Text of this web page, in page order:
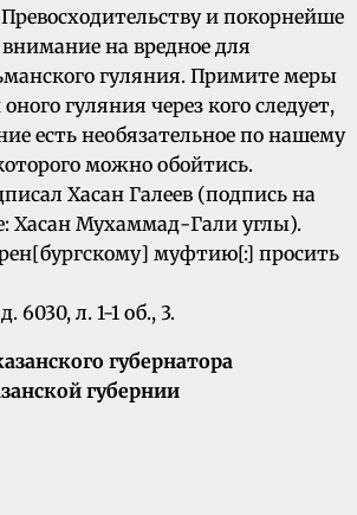
и покорнейше
на вредное для
гуляния. Примите меры
гуляния через кого следует,
есть необязательное по нашему
можно обойтись.
Хасан Галеев (подпись на
Хасан Мухаммад-Гали углы).
муфтию[:] просить
6030, л. 1-1 об., 3.
губернатора
губернии